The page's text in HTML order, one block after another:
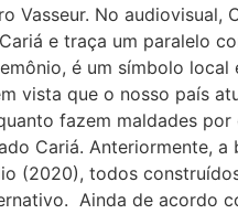
Vasseur. No audiovisual,
e traça um paralelo
é um símbolo local
vista que o nosso país
fazem maldades
Cariá. Anteriormente, a
(2020), todos
Ainda de acordo